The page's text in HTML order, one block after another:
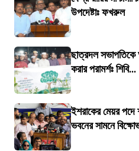
উপদেষ্টাঃ ফখরুল
ছাত্রদল সভাপতিকে
করার পরামর্শঃ শিবি...
ইশরাকের মেয়র
ভবনের সামনে